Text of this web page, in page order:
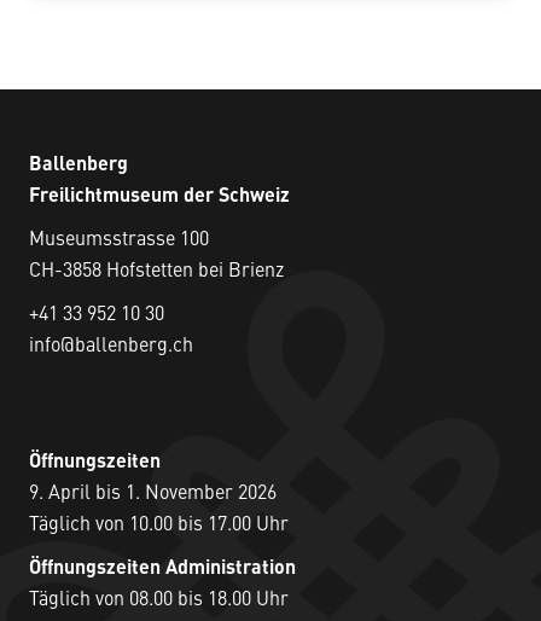
Ballenberg
Freilichtmuseum der Schweiz
Museumsstrasse 100
CH-3858 Hofstetten bei Brienz
+41 33 952 10 30
info@ballenberg.ch
Öffnungszeiten
9. April bis 1. November 2026
Täglich von 10.00 bis 17.00 Uhr
Öffnungszeiten Administration
Täglich von 08.00 bis 18.00 Uhr